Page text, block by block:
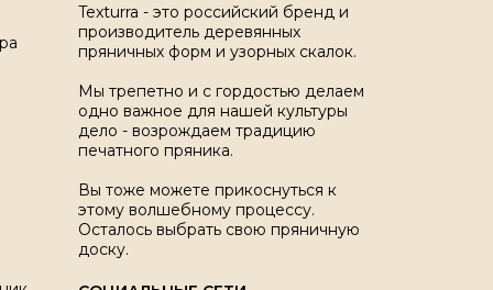
Texturra - это российский бренд и
производитель деревянных
пряничных форм и узорных скалок.
Мы трепетно и с гордостью делаем
одно важное для нашей культуры
дело - возрождаем традицию
печатного пряника.
Вы тоже можете прикоснуться к
этому волшебному процессу.
Осталось выбрать свою пряничную
доску.